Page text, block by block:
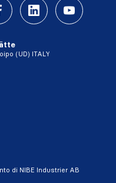
(UD) ITALY
di NIBE Industrier AB